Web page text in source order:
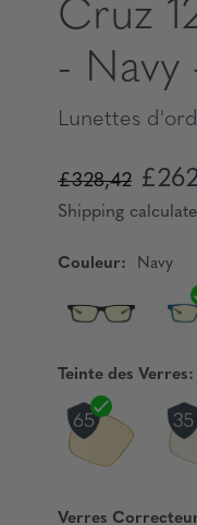
Cruz
- Navy
Lunettes
£328,42
Shipping
Couleur: Navy
Teinte des Verres:
Verres